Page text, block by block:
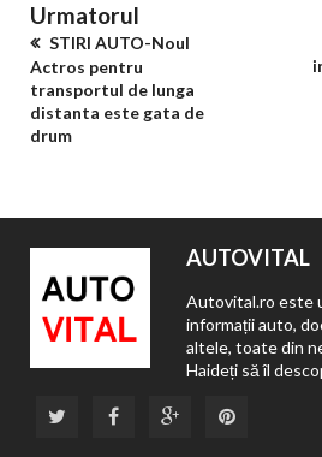
Urmatorul
STIRI AUTO-Noul
Actros pentru
transportul de lunga
distanta este gata de
drum
AUTOVITAL
Autovital.ro este
informații auto,
altele, toate din
Haideți să îl